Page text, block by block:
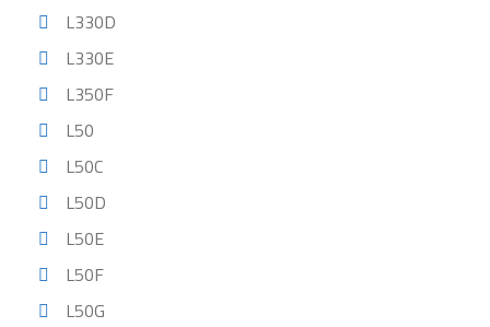
L330D
L330E
L350F
L50
L50C
L50D
L50E
L50F
L50G